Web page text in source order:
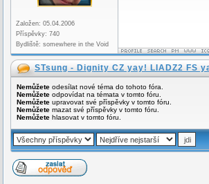
Založen: 05.04.2006
Příspěvky: 740
Bydliště: somewhere in the Void
STsung - Dignity CZ yay! LIADZ2 FS
Nemůžete odesílat nové téma do tohoto fóra.
Nemůžete odpovídat na témata v tomto fóru.
Nemůžete upravovat své příspěvky v tomto fóru.
Nemůžete mazat své příspěvky v tomto fóru.
Nemůžete hlasovat v tomto fóru.